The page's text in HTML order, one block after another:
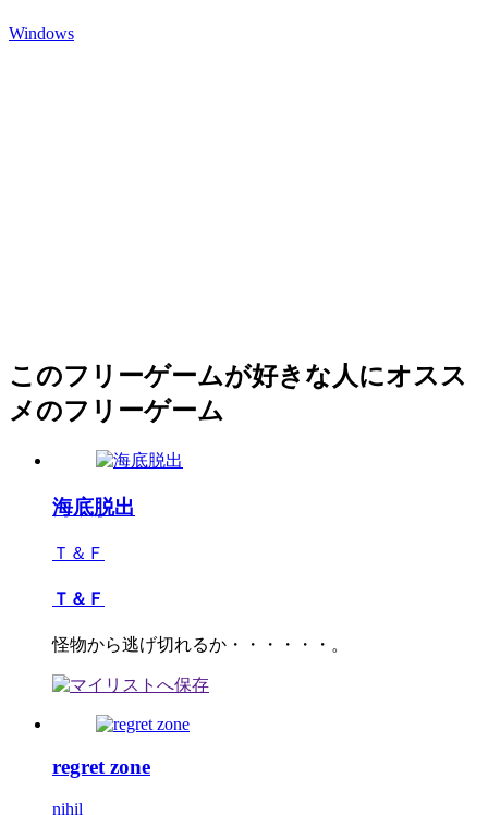
Windows
このフリーゲームが好きな人にオスス
メのフリーゲーム
海底脱出
Ｔ＆Ｆ
Ｔ＆Ｆ
怪物から逃げ切れるか・・・・・・。
regret zone
nihil